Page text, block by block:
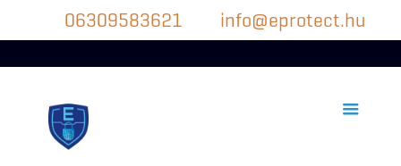
06309583621 info@eprotect.hu